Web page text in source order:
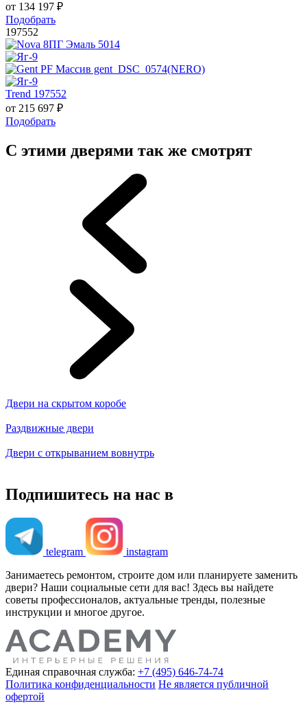
от 134 197 ₽
Подобрать
197552
Trend 197552
от 215 697 ₽
Подобрать
С этими дверями так же смотрят
Двери на скрытом коробе
Раздвижные двери
Двери с открыванием вовнутрь
Подпишитесь на нас в
telegram
instagram
Занимаетесь ремонтом, строите дом или планируете заменить
двери? Наши социальные сети для вас! Здесь вы найдете
советы профессионалов, актуальные тренды, полезные
инструкции и многое другое.
Единая справочная служба: +7 (495) 646-74-74
Политика конфиденциальности Не является публичной
офертой